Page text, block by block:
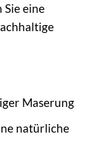
Sie eine
Maserung
natürliche